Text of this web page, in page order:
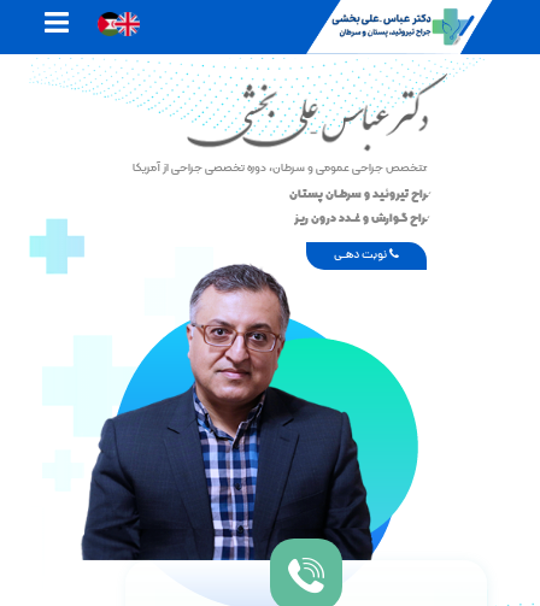
جـراح گــوارش و غــدد درون ریـز
جـراح تیروئـید و سرطـان پستـان
نوبت دهـی
متخصص جراحی عمومی و سرطان، دوره تخصصی جراحی از آمریکا